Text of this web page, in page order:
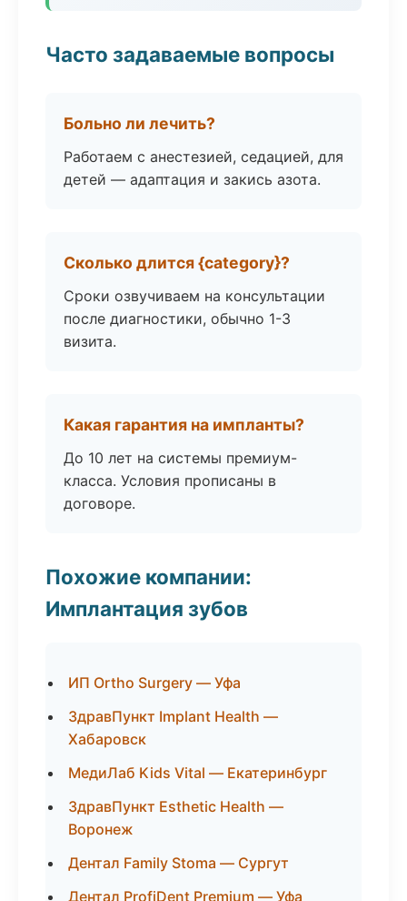
Часто задаваемые вопросы
Больно ли лечить?
Работаем с анестезией, седацией, для
детей — адаптация и закись азота.
Сколько длится {category}?
Сроки озвучиваем на консультации
после диагностики, обычно 1-3
визита.
Какая гарантия на импланты?
До 10 лет на системы премиум-
класса. Условия прописаны в
договоре.
Похожие компании:
Имплантация зубов
ИП Ortho Surgery — Уфа
ЗдравПункт Implant Health —
Хабаровск
МедиЛаб Kids Vital — Екатеринбург
ЗдравПункт Esthetic Health —
Воронеж
Дентал Family Stoma — Сургут
Дентал ProfiDent Premium — Уфа